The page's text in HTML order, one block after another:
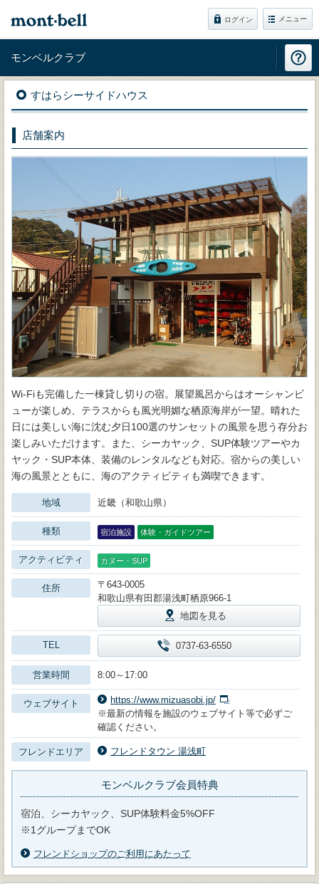
ログイン メニュー
モンベルクラブ
すはらシーサイドハウス
店舗案内
Wi-Fiも完備した一棟貸し切りの宿。展望風呂からはオーシャンビ
ューが楽しめ、テラスからも風光明媚な栖原海岸が一望。晴れた
日には美しい海に沈む夕日100選のサンセットの風景を思う存分お
楽しみいただけます。また、シーカヤック、SUP体験ツアーやカ
ヤック・SUP本体、装備のレンタルなども対応。宿からの美しい
海の風景とともに、海のアクティビティも満喫できます。
地域 近畿（和歌山県）
種類 宿泊施設 体験・ガイドツアー
アクティビティ カヌー・SUP
住所
〒643-0005
和歌山県有田郡湯浅町栖原966-1
地図を見る
TEL 0737-63-6550
営業時間 8:00～17:00
ウェブサイト
https://www.mizuasobi.jp/
※最新の情報を施設のウェブサイト等で必ずご
確認ください。
フレンドエリア フレンドタウン 湯浅町
モンベルクラブ会員特典
宿泊、シーカヤック、SUP体験料金5%OFF
※1グループまでOK
フレンドショップのご利用にあたって